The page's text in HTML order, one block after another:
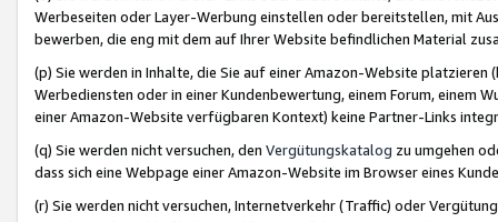
Werbeseiten oder Layer-Werbung einstellen oder bereitstellen, mit
bewerben, die eng mit dem auf Ihrer Website befindlichen Material
(p) Sie werden in Inhalte, die Sie auf einer Amazon-Website
Werbediensten oder in einer Kundenbewertung, einem Forum, einem
einer Amazon-Website verfügbaren Kontext) keine Partner-Links
(q) Sie werden nicht versuchen, den Vergütungskatalog zu umgehen
dass sich eine Webpage einer Amazon-Website im Browser eines
(r) Sie werden nicht versuchen, Internetverkehr (Traffic) oder